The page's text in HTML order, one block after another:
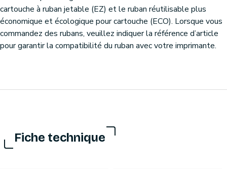
cartouche à ruban jetable (EZ) et le ruban réutilisable plus
économique et écologique pour cartouche (ECO). Lorsque vous
commandez des rubans, veuillez indiquer la référence d’article
pour garantir la compatibilité du ruban avec votre imprimante.
Fiche technique